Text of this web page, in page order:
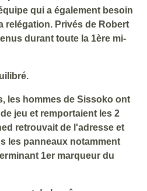
qui a également besoin
relégation. Privés de Robert
durant toute la 1ère mi-
les hommes de Sissoko ont
jeu et remportaient les 2
retrouvait de l'adresse et
les panneaux notamment
1er marqueur du